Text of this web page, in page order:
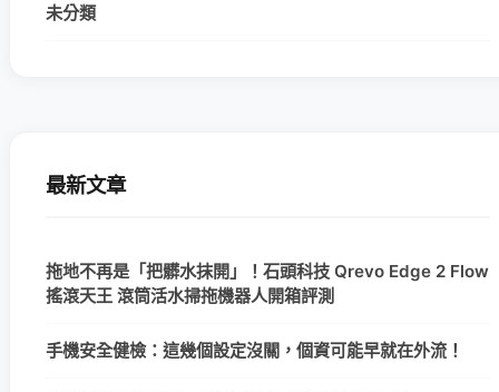
未分類
最新文章
拖地不再是「把髒水抹開」！石頭科技 Qrevo Edge 2 Flow
搖滾天王 滾筒活水掃拖機器人開箱評測
手機安全健檢：這幾個設定沒關，個資可能早就在外流！